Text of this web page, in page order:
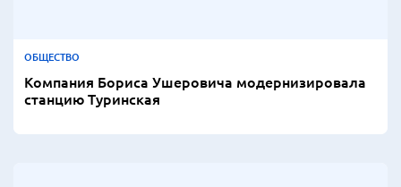
ОБЩЕСТВО
Компания Бориса Ушеровича модернизировала
станцию Туринская